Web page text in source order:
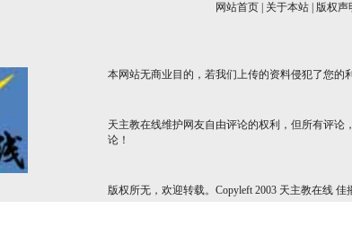
网站首页 关于本站 版权声
本网站无商业目的，若我们上传的资料侵犯了您的
天主教在线维护网友自由评论的权利，但所有评
论！
版权所无，欢迎转载。Copyleft 2003 天主教在线 佳